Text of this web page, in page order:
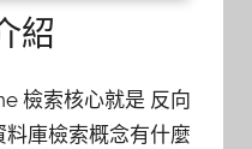
紹
檢索核心就是 反向
庫檢索概念有什麼